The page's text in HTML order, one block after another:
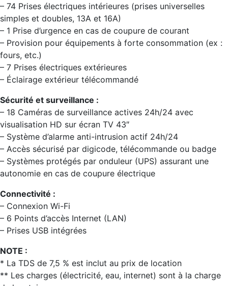
– 74 Prises électriques intérieures (prises universelles
simples et doubles, 13A et 16A)
– 1 Prise d’urgence en cas de coupure de courant
– Provision pour équipements à forte consommation (ex :
fours, etc.)
– 7 Prises électriques extérieures
– Éclairage extérieur télécommandé
Sécurité et surveillance :
– 18 Caméras de surveillance actives 24h/24 avec
visualisation HD sur écran TV 43″
– Système d’alarme anti-intrusion actif 24h/24
– Accès sécurisé par digicode, télécommande ou badge
– Systèmes protégés par onduleur (UPS) assurant une
autonomie en cas de coupure électrique
Connectivité :
– Connexion Wi-Fi
– 6 Points d’accès Internet (LAN)
– Prises USB intégrées
NOTE :
* La TDS de 7,5 % est inclut au prix de location
** Les charges (électricité, eau, internet) sont à la charge